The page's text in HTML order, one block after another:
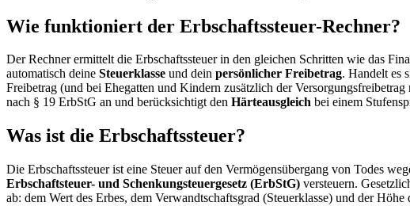
Wie funktioniert der Erbschaftssteuer-Rechner?
Der Rechner ermittelt die Erbschaftssteuer in den gleichen Schritten wie das
automatisch deine Steuerklasse und dein persönlicher Freibetrag. Handelt es
Freibetrag (und bei Ehegatten und Kindern zusätzlich der
nach § 19 ErbStG an und berücksichtigt den Härteausgleich bei einem
Was ist die Erbschaftssteuer?
Die Erbschaftssteuer ist eine Steuer auf den Vermögensübergang von Todes
Erbschaftsteuer- und Schenkungsteuergesetz (ErbStG) versteuern.
ab: dem Wert des Erbes, dem Verwandtschaftsgrad (Steuerklasse) und der Höhe